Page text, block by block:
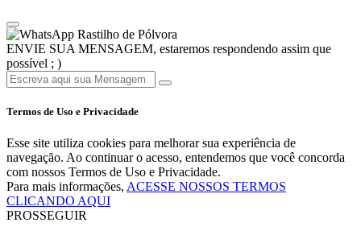
Rastilho de Pólvora
ENVIE SUA MENSAGEM, estaremos respondendo assim que
possível ; )
Termos de Uso e Privacidade
Esse site utiliza cookies para melhorar sua experiência de
navegação. Ao continuar o acesso, entendemos que você concorda
com nossos Termos de Uso e Privacidade.
Para mais informações, ACESSE NOSSOS TERMOS
CLICANDO AQUI
PROSSEGUIR